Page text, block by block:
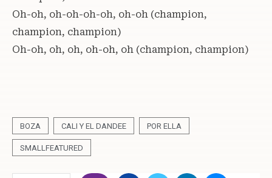
Oh-oh, oh-oh-oh-oh, oh-oh (champion,
champion, champion)
Oh-oh, oh, oh, oh-oh, oh (champion, champion)
BOZA CALI Y EL DANDEE POR ELLA
SMALLFEATURED